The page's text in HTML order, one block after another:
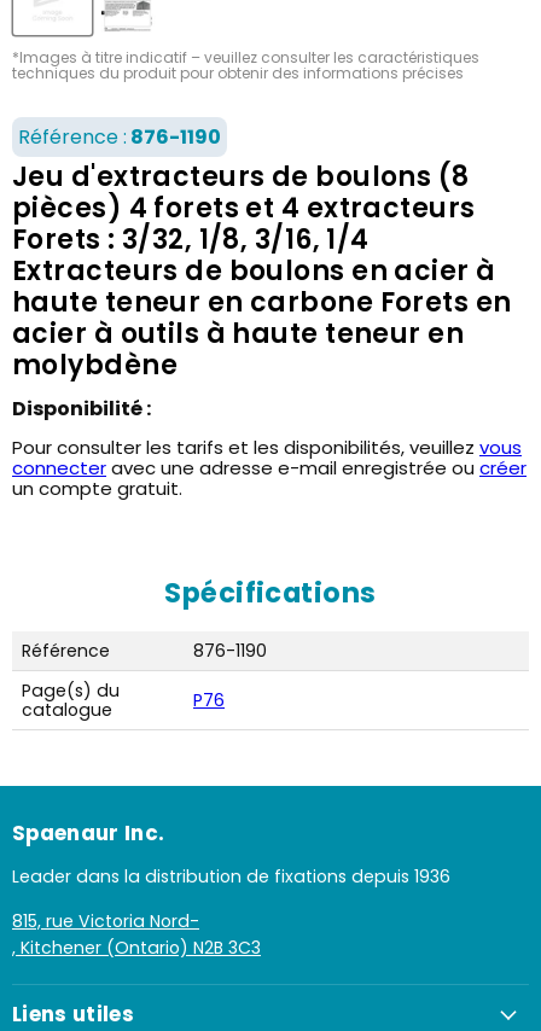
*Images à titre indicatif – veuillez consulter les caractéristiques
techniques du produit pour obtenir des informations précises
Référence : 876-1190
Jeu d'extracteurs de boulons (8
pièces) 4 forets et 4 extracteurs
Forets : 3/32, 1/8, 3/16, 1/4
Extracteurs de boulons en acier à
haute teneur en carbone Forets en
acier à outils à haute teneur en
molybdène
Disponibilité :
Pour consulter les tarifs et les disponibilités, veuillez vous
connecteravec une adresse e-mail enregistrée ou créer
un compte gratuit.
Spécifications
Référence
876-1190
Page(s) du
catalogue
P76
Spaenaur Inc.
Leader dans la distribution de fixations depuis 1936
815, rue Victoria Nord-
, Kitchener (Ontario) N2B 3C3
Liens utiles